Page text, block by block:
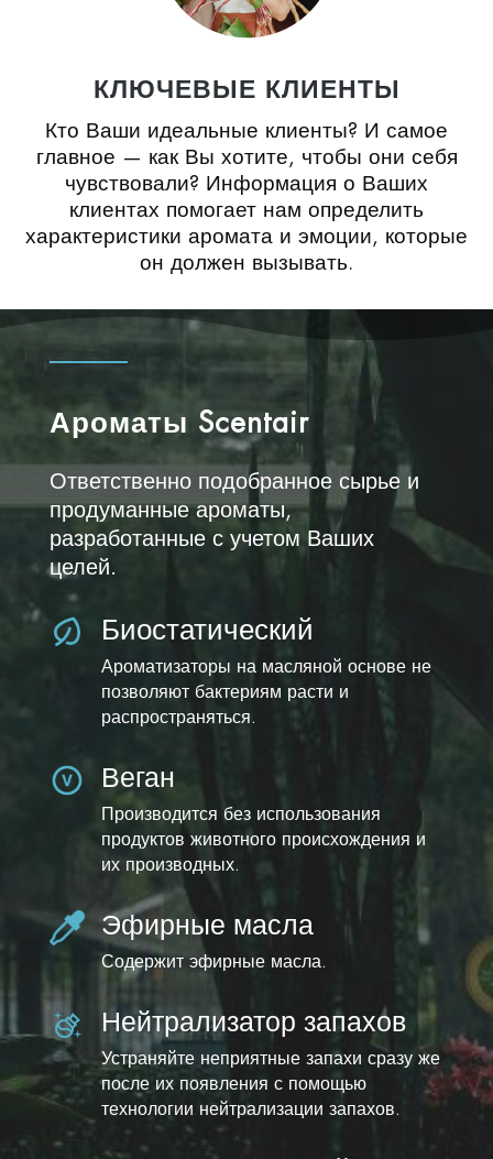
КЛЮЧЕВЫЕ КЛИЕНТЫ
Кто Ваши идеальные клиенты? И самое
главное — как Вы хотите, чтобы они себя
чувствовали? Информация о Ваших
клиентах помогает нам определить
характеристики аромата и эмоции, которые
он должен вызывать.
Ароматы Scentair
Ответственно подобранное сырье и
продуманные ароматы,
разработанные с учетом Ваших
целей.
Биостатический
Ароматизаторы на масляной основе не
позволяют бактериям расти и
распространяться.
Веган
Производится без использования
продуктов животного происхождения и
их производных.
Эфирные масла
Содержит эфирные масла.
Нейтрализатор запахов
Устраняйте неприятные запахи сразу же
после их появления с помощью
технологии нейтрализации запахов.